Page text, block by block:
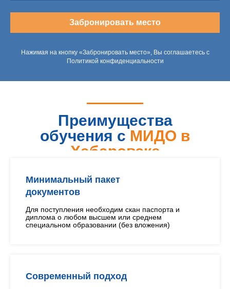
Забронировать место
Нажимая на кнопку «Забронировать место», Вы соглашаетесь с
Политикой конфиденциальности
Преимущества
обучения с МИДО в
Хабаровске
Минимальный пакет
документов
Для поступления необходим скан паспорта и
диплома о любом высшем или среднем
специальном образовании (без вложения)
Современный подход